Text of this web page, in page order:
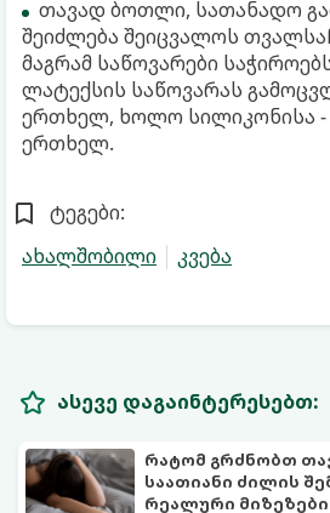
თავად ბოთლი, სათანადო
შეიძლება შეიცვალოს
მაგრამ საწოვარები
ლატექსის საწოვარას
ერთხელ, ხოლო სილიკონისა -
ერთხელ.
ტეგები:
ახალშობილი
კვება
ასევე დაგაინტერესებთ:
რატომ გრძნობთ
საათიანი ძილის
რეალური